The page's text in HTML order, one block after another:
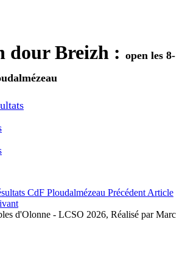
dour Breizh : open les 8-
CdF Ploudalmézeau Précédent Article
d'Olonne - LCSO 2026, Réalisé par Marc